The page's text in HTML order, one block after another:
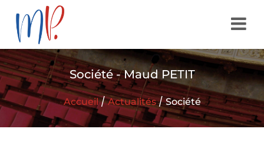
Société - Maud PETIT
Accueil/Actualités/Société